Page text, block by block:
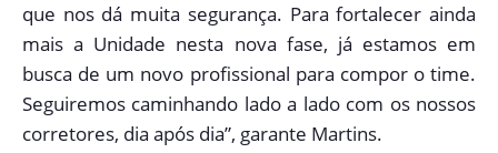
que nos dá muita segurança. Para fortalecer ainda
mais a Unidade nesta nova fase, já estamos em
busca de um novo profissional para compor o time.
Seguiremos caminhando lado a lado com os nossos
corretores, dia após dia”, garante Martins.